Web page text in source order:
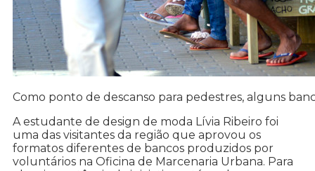
Como ponto de descanso para pedestres, alguns
A estudante de design de moda Lívia Ribeiro foi
uma das visitantes da região que aprovou os
formatos diferentes de bancos produzidos por
voluntários na Oficina de Marcenaria Urbana. Para